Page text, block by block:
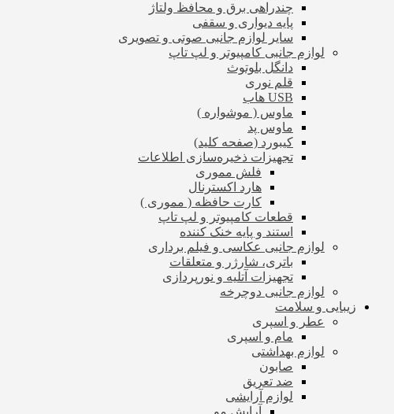
چندراهی برق و محافظ ولتاژ
پایه دیواری و سقفی
سایر لوازم جانبی صوتی و تصویری
لوازم جانبی کامپیوتر و لپ تاپ
دانگل بلوتوث
قلم نوری
USB هاب
ماوس ( موشواره )
ماوس پد
کیبورد (صفحه کلید)
تجهیزات ذخیره‌سازی اطلاعات
فلش مموری
هارد اکسترنال
کارت حافظه ( مموری )
قطعات کامپیوتر و لپ تاپ
استند و پایه خنک کننده
لوازم جانبی عکاسی و فیلم برداری
باتری، شارژر و متعلقات
تجهیزات آتلیه و نورپردازی
لوازم جانبی دوچرخه
زیبایی و سلامت
عطر و اسپری
مام و اسپری
لوازم بهداشتی
صابون
ضد تعریق
لوازم آرایشی
آرایش مو